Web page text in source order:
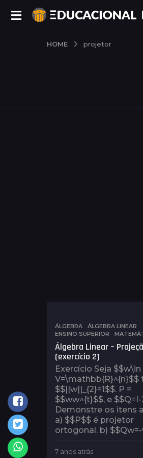
HOME projetor
ÁLGEBRA ,ÁLGEBRA LINEAR
ENSINO SUPERIOR
,
Álgebra Linear –
(exercício 2)
Exercício Seja $$w\in
V=\mathbb{R}^{n}$$
$$||w||_{2}=1$$. P =
$$ww^{t}$$, e
Demonstre os itens
a) $$P$$ é projetor
ortogonal. b) $$Qw=-
7 anos atrás